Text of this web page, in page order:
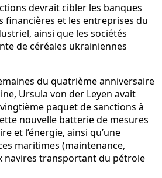
devrait cibler les banques
financières et les entreprises du
ainsi que les sociétés
de céréales ukrainiennes
du quatrième anniversaire
Ursula von der Leyen avait
paquet de sanctions à
nouvelle batterie de mesures
et l’énergie, ainsi qu’une
maritimes (maintenance,
navires transportant du pétrole